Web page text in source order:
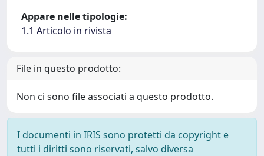
Appare nelle tipologie:
1.1 Articolo in rivista
File in questo prodotto:
Non ci sono file associati a questo prodotto.
I documenti in IRIS sono protetti da copyright e
tutti i diritti sono riservati, salvo diversa